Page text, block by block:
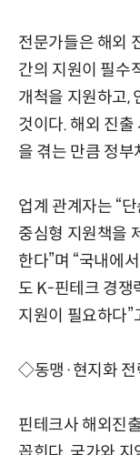
전문가들은 해외
간의 지원이 필수
개척을 지원하고,
것이다. 해외 진
을 겪는 만큼 정
업계 관계자는 “
중심형 지원책을
한다”며 “국내에
도 K-핀테크 경쟁
지원이 필요하다”
◇동맹·현지화 전
핀테크사 해외진